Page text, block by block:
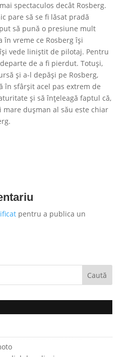
spectaculos decât Rosberg.
pare să se fi lăsat pradă
să pună o presiune mult
în vreme ce Rosberg își
vede liniștit de pilotaj. Pentru
de a fi pierdut. Totuși,
și a-l depăși pe Rosberg,
în sfârșit acel pas extrem de
și să înțeleagă faptul că,
mare dușman al său este chiar
pentru a publica un